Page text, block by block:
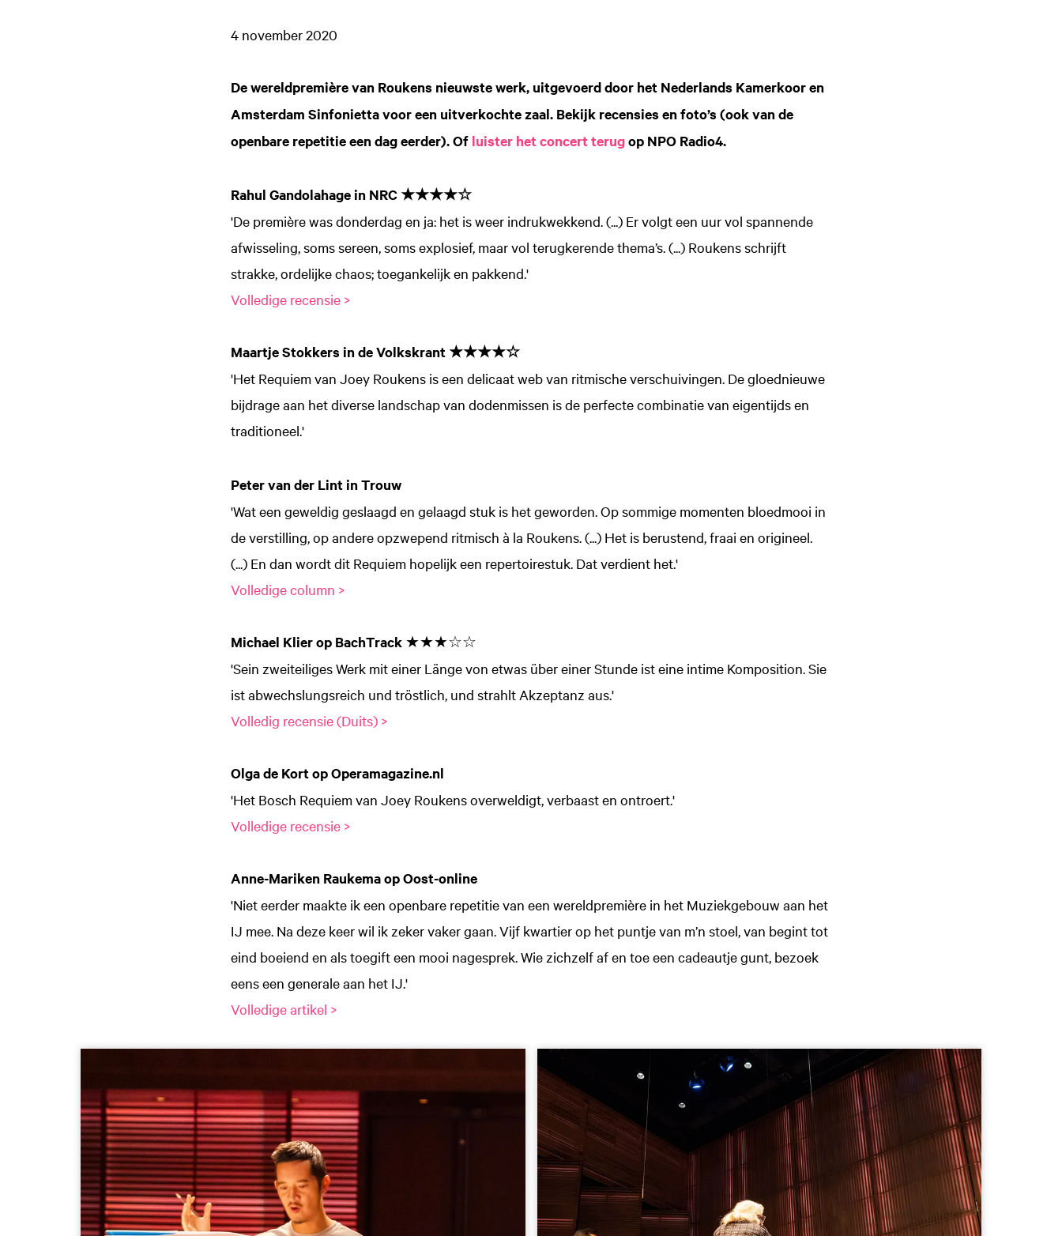
4 november 2020
De wereldpremière van Roukens nieuwste werk, uitgevoerd door het Nederlands Kamerkoor en
Amsterdam Sinfonietta voor een uitverkochte zaal. Bekijk recensies en foto’s (ook van de
openbare repetitie een dag eerder). Of luister het concert terugop NPO Radio4.
Rahul Gandolahage in NRC ★★★★☆
'De première was donderdag en ja: het is weer indrukwekkend. (...) Er volgt een uur vol spannende
afwisseling, soms sereen, soms explosief, maar vol terugkerende thema’s. (...) Roukens schrijft
strakke, ordelijke chaos; toegankelijk en pakkend.'
Volledige recensie >
Maartje Stokkers in de Volkskrant ★★★★☆
'Het Requiem van Joey Roukens is een delicaat web van ritmische verschuivingen. De gloednieuwe
bijdrage aan het diverse landschap van dodenmissen is de perfecte combinatie van eigentijds en
traditioneel.'
Peter van der Lint in Trouw
'Wat een geweldig geslaagd en gelaagd stuk is het geworden. Op sommige momenten bloedmooi in
de verstilling, op andere opzwepend ritmisch à la Roukens. (...) Het is berustend, fraai en origineel.
(...) En dan wordt dit Requiem hopelijk een repertoirestuk. Dat verdient het.'
Volledige column >
Michael Klier op BachTrack ★★★☆☆
'Sein zweiteiliges Werk mit einer Länge von etwas über einer Stunde ist eine intime Komposition. Sie
ist abwechslungsreich und tröstlich, und strahlt Akzeptanz aus.'
Volledig recensie (Duits) >
Olga de Kort op Operamagazine.nl
'Het Bosch Requiem van Joey Roukens overweldigt, verbaast en ontroert.'
Volledige recensie >
Anne-Mariken Raukema op Oost-online
'Niet eerder maakte ik een openbare repetitie van een wereldpremière in het Muziekgebouw aan het
IJ mee. Na deze keer wil ik zeker vaker gaan. Vijf kwartier op het puntje van m’n stoel, van begint tot
eind boeiend en als toegift een mooi nagesprek. Wie zichzelf af en toe een cadeautje gunt, bezoek
eens een generale aan het IJ.'
Volledige artikel >